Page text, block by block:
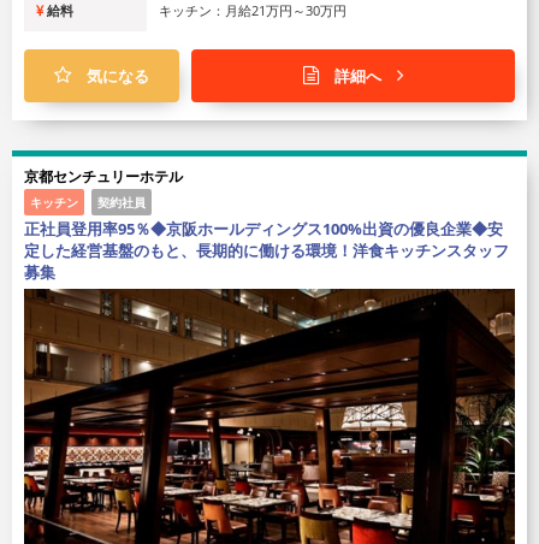
給料 キッチン：月給21万円～30万円
気になる 詳細へ
京都センチュリーホテル
キッチン 契約社員
正社員登用率95％◆京阪ホールディングス100%出資の優良企業◆安
定した経営基盤のもと、長期的に働ける環境！洋食キッチンスタッフ
募集